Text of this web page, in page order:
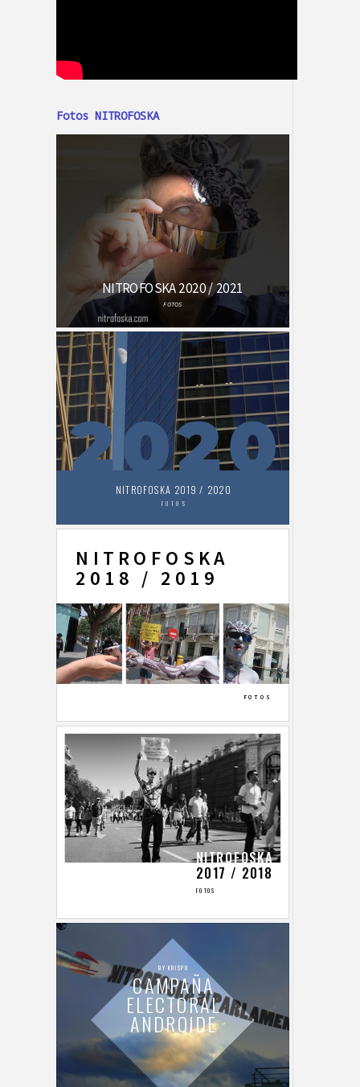
Fotos NITROFOSKA